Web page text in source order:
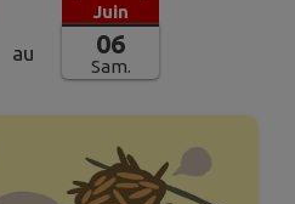
au
Juin
06
Sam.